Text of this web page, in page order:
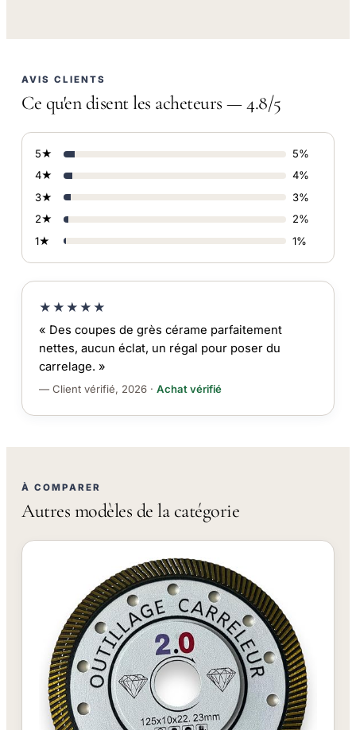
AVIS CLIENTS
Ce qu'en disent les acheteurs — 4.8/5
5★
5%
4★
4%
3★
3%
2★
2%
1★
1%
★★★★★
« Des coupes de grès cérame parfaitement
nettes, aucun éclat, un régal pour poser du
carrelage. »
— Client vérifié, 2026 · Achat vérifié
À COMPARER
Autres modèles de la catégorie